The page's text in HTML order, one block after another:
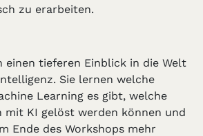
zu erarbeiten.
einen tieferen Einblick in die Welt
Sie lernen welche
Learning es gibt, welche
mit KI gelöst werden können und
Ende des Workshops mehr